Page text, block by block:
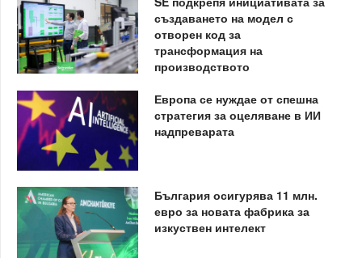
създаването на модел с
отворен код за
трансформация на
производството
Европа се нуждае от спешна
стратегия за оцеляване в ИИ
надпреварата
България осигурява 11 млн.
евро за новата фабрика за
изкуствен интелект